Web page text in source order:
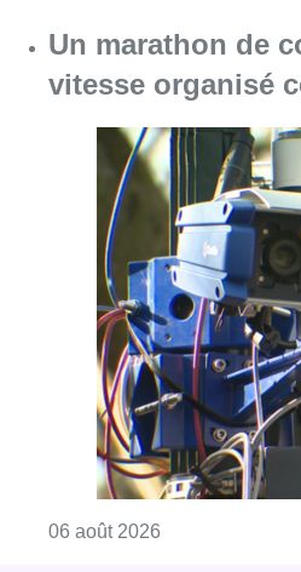
Un marathon de
vitesse organisé
06 août 2026